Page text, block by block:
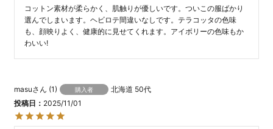
コットン素材が柔らかく、肌触りが優しいです。ついこの服ばかり
選んでしまいます。ヘビロテ間違いなしです。テラコッタの色味
も、顔映りよく、健康的に見せてくれます。アイボリーの色味もか
わいい!
masu 1 購入者 北海道 50代
投稿日
2025/11/01